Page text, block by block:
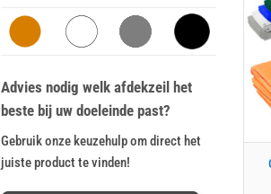
Advies nodig welk afdekzeil het
beste bij uw doeleinde past?
Gebruik onze keuzehulp om direct het
juiste product te vinden!